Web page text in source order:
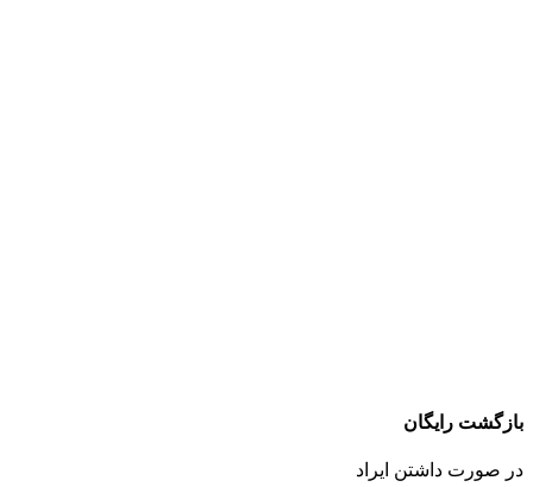
بازگشت رایگان
در صورت داشتن ایراد